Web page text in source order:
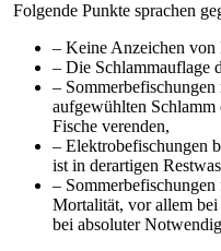
Folgende Punkte sprachen
– Keine Anzeichen von
– Die Schlammauflage
–
aufgewühlten Schlamm
Fische verenden,
– Elektrobefischungen
ist in derartigen
–
Mortalität, vor allem
bei absoluter